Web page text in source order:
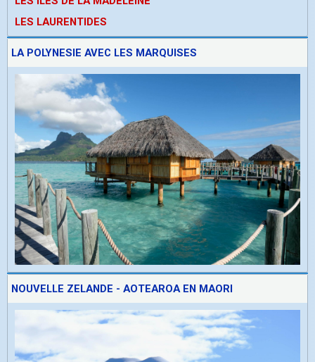
LES LAURENTIDES
LA POLYNESIE AVEC LES MARQUISES
NOUVELLE ZELANDE - AOTEAROA EN MAORI